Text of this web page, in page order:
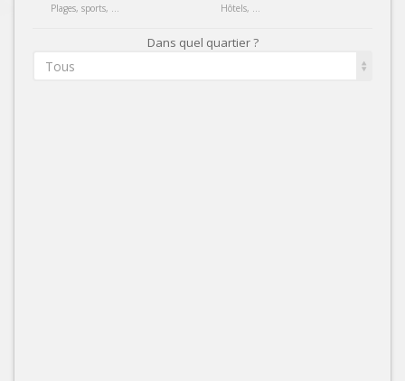
Plages, sports, ... Hôtels, ...
Dans quel quartier ?
Tous